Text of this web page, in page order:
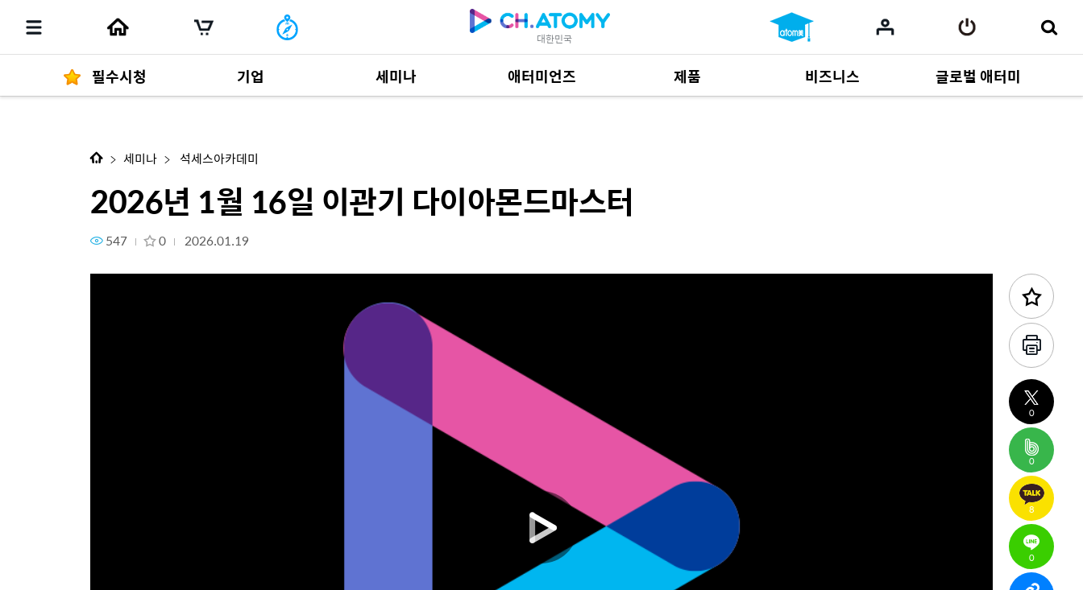
대한민국
필수시청 기업
경영자 메세지
세미나 애터미언즈 제품
제품 자료685
비즈니스
사업 자료165
글로벌 애터미
2026년 1월 16일 이관기 다이아몬드마스터
다음 콘텐츠 이전 콘텐츠
세미나 석세스아카데미
2026년 1월 16일 이관기 다이아몬드마스터
547 0 2026.01.19